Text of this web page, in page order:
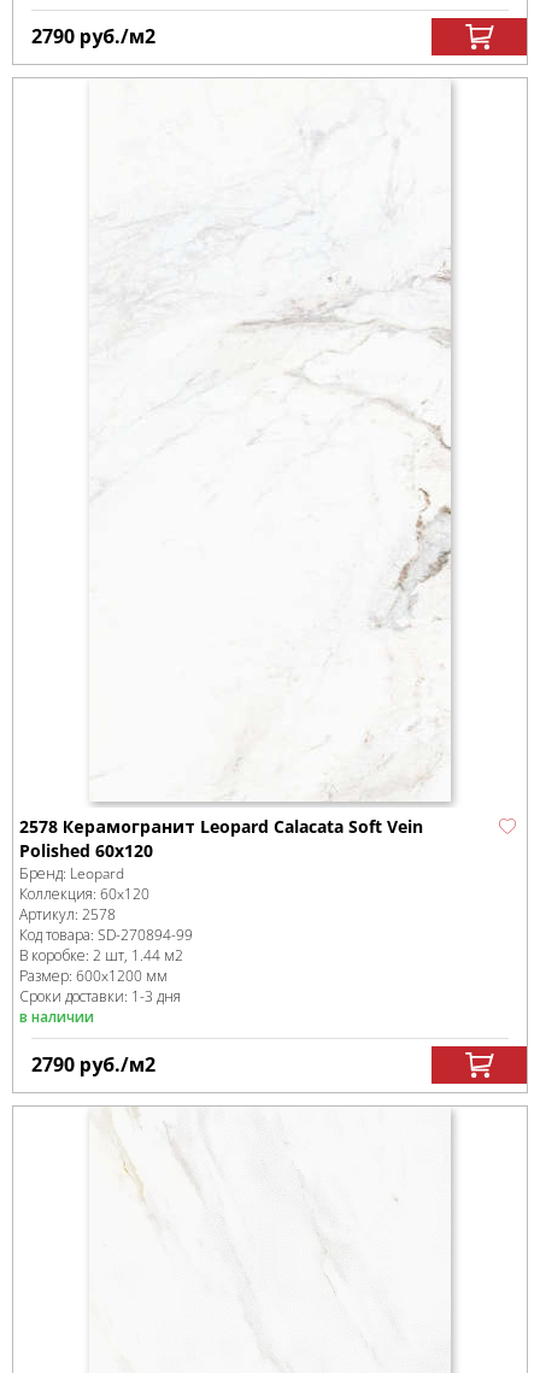
2790 руб./м2
2578 Керамогранит Leopard Calacata Soft Vein
Polished 60x120
Бренд: Leopard
Коллекция: 60x120
Артикул: 2578
Код товара: SD-270894-99
В коробке: 2 шт, 1.44 м2
Размер: 600x1200 мм
Сроки доставки: 1-3 дня
в наличии
2790 руб./м2